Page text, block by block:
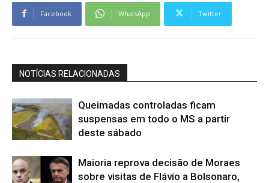
Facebook WhatsApp Twitter
NOTÍCIAS RELACIONADAS
Queimadas controladas ficam
suspensas em todo o MS a partir
deste sábado
Maioria reprova decisão de Moraes
sobre visitas de Flávio a Bolsonaro,